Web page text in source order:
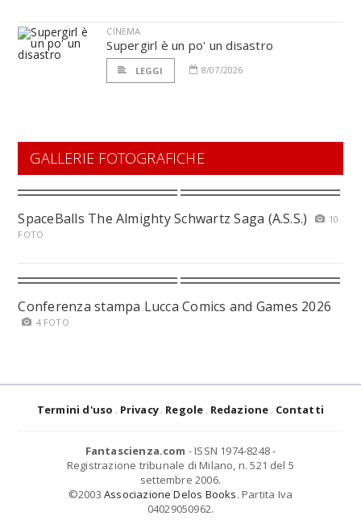
CINEMA
Supergirl è un po' un disastro
LEGGI 8/07/2026
GALLERIE FOTOGRAFICHE
SpaceBalls The Almighty Schwartz Saga (A.S.S.)
10
FOTO
Conferenza stampa Lucca Comics and Games 2026
4 FOTO
Termini d'uso Privacy Regole Redazione Contatti
Fantascienza.com - ISSN 1974-8248 -
Registrazione tribunale di Milano, n. 521 del 5
settembre 2006.
©2003 Associazione Delos Books. Partita Iva
04029050962.